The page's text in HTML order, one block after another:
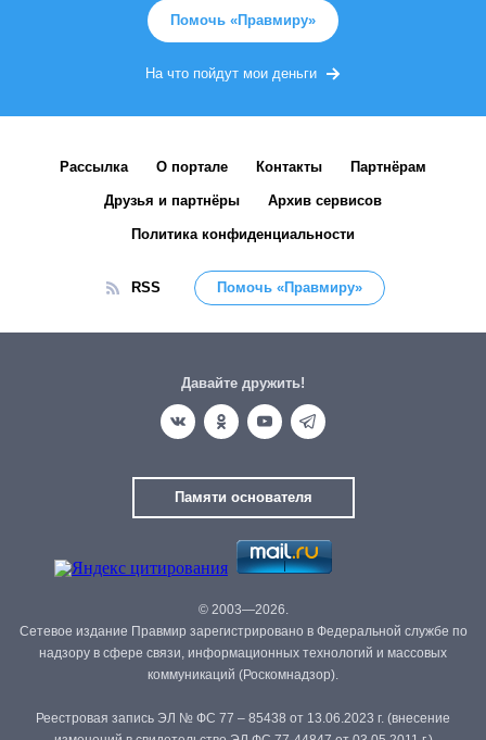
Помочь «Правмиру»
На что пойдут мои деньги
Рассылка О портале Контакты Партнёрам
Друзья и партнёры Архив сервисов
Политика конфиденциальности
RSS Помочь «Правмиру»
Давайте дружить!
Памяти основателя
© 2003—2026.
Сетевое издание Правмир зарегистрировано в Федеральной службе по
надзору в сфере связи, информационных технологий и массовых
коммуникаций (Роскомнадзор).
Реестровая запись ЭЛ № ФС 77 – 85438 от 13.06.2023 г. (внесение